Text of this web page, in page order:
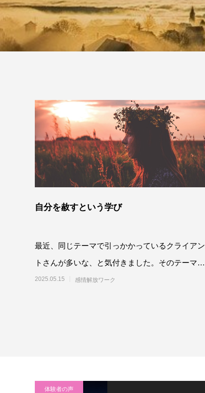
自分を赦すという学び
最近、同じテーマで引っかかっているクライアン
トさんが多いな、と気付きました。そのテーマが
何かというと、自分を赦せずにいること、で
2025.05.15 感情解放ワーク
体験者の声